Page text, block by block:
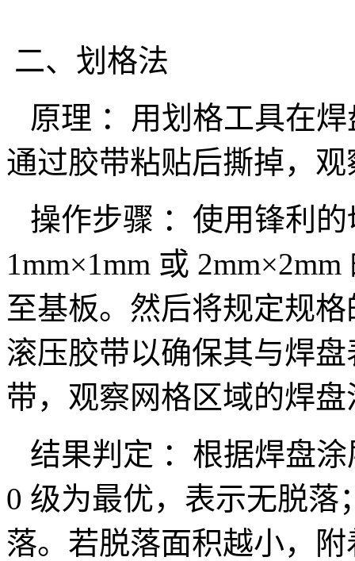
二、划格法
原理 ：用划格工具在
通过胶带粘贴后撕掉，
操作步骤 ：使用锋利
1mm×1mm 或
至基板。然后将规定规
滚压胶带以确保其与焊
带，观察网格区域的焊
结果判定 ：根据焊盘
0 级为最优，表示无脱落
落。若脱落面积越小，